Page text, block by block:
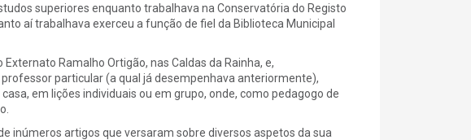
superiores enquanto trabalhava na Conservatória do Registo
aí trabalhava exerceu a função de fiel da Biblioteca Municipal
Ramalho Ortigão, nas Caldas da Rainha, e,
particular (a qual já desempenhava anteriormente),
em lições individuais ou em grupo, onde, como pedagogo de
inúmeros artigos que versaram sobre diversos aspetos da sua